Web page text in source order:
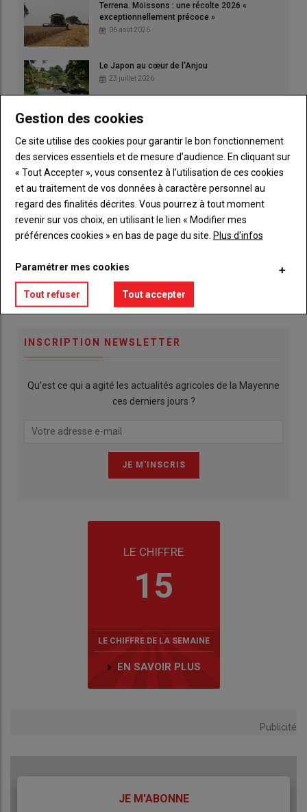
Terrena. Moissons : une récolte 2026 «
exceptionnellement précoce »
06 août 2026
Le Japon au cœur de l'Anjou
23 juillet 2026
INSCRIPTION NEWSLETTER
Qu’est ce qui a agité les actualités agricoles de la Mayenne
ces derniers jours ?
LE CHIFFRE
15
LE CHIFFRE DE LA SEMAINE
EN SAVOIR PLUS
Publicité
JE M'ABONNE
Gestion des cookies
Ce site utilise des cookies pour garantir le bon fonctionnement
des services essentiels et de mesure d’audience. En cliquant sur
« Tout Accepter », vous consentez à l’utilisation de ces cookies
et au traitement de vos données à caractère personnel au
regard des finalités décrites. Vous pourrez à tout moment
revenir sur vos choix, en utilisant le lien « Modifier mes
préférences cookies » en bas de page du site. Plus d'infos
Paramétrer mes cookies
Tout refuser Tout accepter